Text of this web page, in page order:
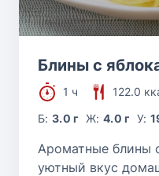
Блины с
1 ч
122.0
Б:3.0 г Ж: 4.0 г У:
Ароматные блины
уютный вкус